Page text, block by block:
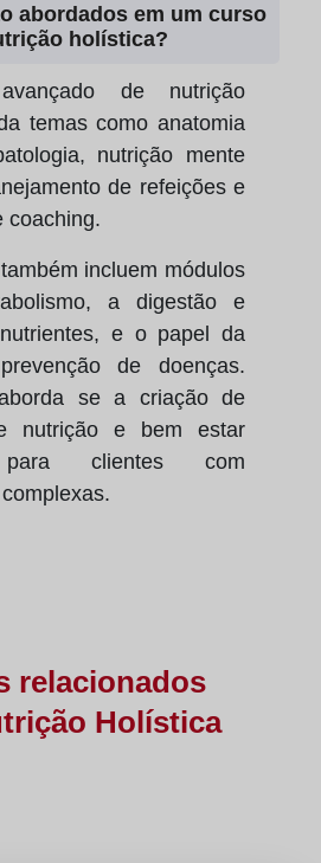
abordados em um curso
holística?
de nutrição
temas como anatomia
nutrição mente
de refeições e
coaching.
incluem módulos
a digestão e
e o papel da
de doenças.
se a criação de
nutrição e bem estar
para clientes com
relacionados
Holística